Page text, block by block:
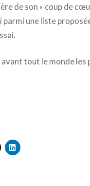
de son « coup de
une liste
tout le monde les